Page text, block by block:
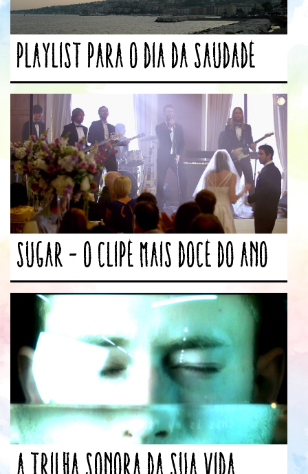
Playlist para o dia da saudade
Sugar – O clipe mais doce do ano
A trilha sonora da sua vida,